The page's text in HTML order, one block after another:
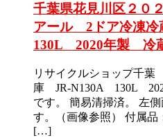
千葉県花見川区２０
アール 2ドア冷凍
130L 2020年製 冷
リサイクルショップ千
庫 JR-N130A 130L
です。 簡易清掃済。 左
す。（画像参照） 付属品
[…]